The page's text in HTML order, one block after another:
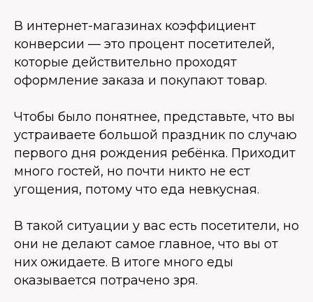
В интернет-магазинах коэффициент
конверсии — это процент посетителей,
которые действительно проходят
оформление заказа и покупают товар.
Чтобы было понятнее, представьте, что вы
устраиваете большой праздник по случаю
первого дня рождения ребёнка. Приходит
много гостей, но почти никто не ест
угощения, потому что еда невкусная.
В такой ситуации у вас есть посетители, но
они не делают самое главное, что вы от
них ожидаете. В итоге много еды
оказывается потрачено зря.